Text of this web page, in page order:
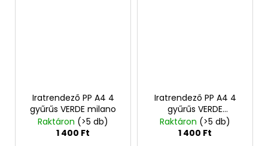
Iratrendező PP A4 4
gyűrűs VERDE milano
Raktáron (>5 db)
1 400 Ft
Iratrendező PP A4 4
gyűrűs VERDE
mustársárga
Raktáron (>5 db)
1 400 Ft